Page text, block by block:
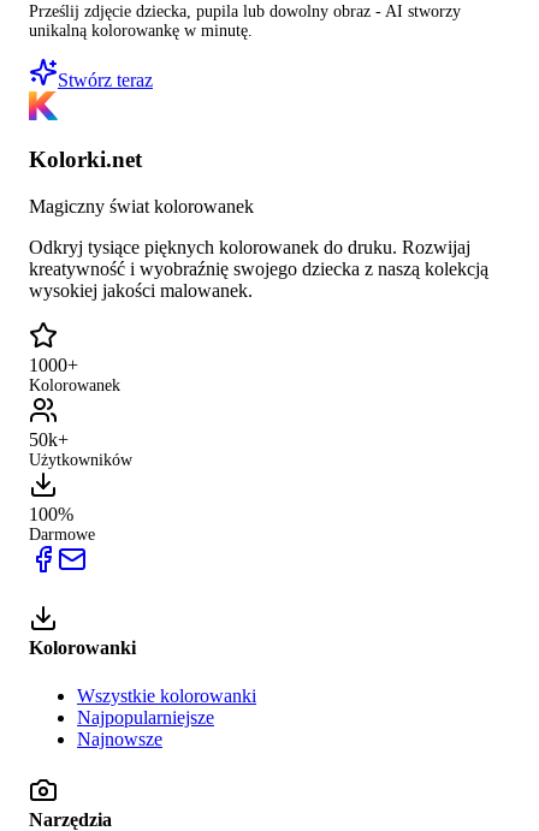
Prześlij zdjęcie dziecka, pupila lub dowolny obraz - AI stworzy
unikalną kolorowankę w minutę.
Stwórz teraz
Kolorki.net
Magiczny świat kolorowanek
Odkryj tysiące pięknych kolorowanek do druku. Rozwijaj
kreatywność i wyobraźnię swojego dziecka z naszą kolekcją
wysokiej jakości malowanek.
1000+
Kolorowanek
50k+
Użytkowników
100%
Darmowe
Kolorowanki
Wszystkie kolorowanki
Najpopularniejsze
Najnowsze
Narzędzia